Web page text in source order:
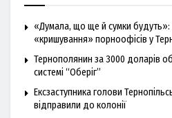
«Думала, що ще й сумки будуть»:
«кришування» порноофісів у
Тернополянин за 3000 доларів
системі “Оберіг”
Ексзаступника голови
відправили до колонії